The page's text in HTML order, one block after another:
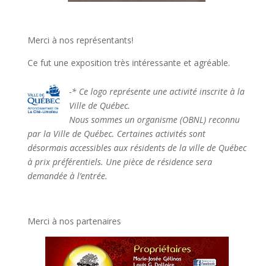
Merci à nos représentants!
Ce fut une exposition très intéressante et agréable.
-* Ce logo représente une activité inscrite à la
Ville de Québec.
Nous sommes un organisme (OBNL) reconnu
par la Ville de Québec. Certaines activités sont
désormais accessibles aux résidents de la ville de Québec
à prix préférentiels. Une pièce de résidence sera
demandée à l’entrée.
Merci à nos partenaires